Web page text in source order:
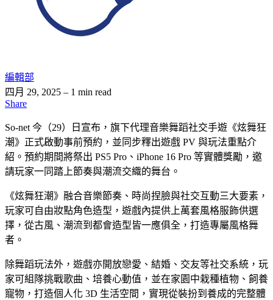
編輯部
四月 29, 2025 – 1 min read
Share
So-net 今（29）日宣布，旗下代理音樂舞蹈社交手遊《炫舞狂
潮》正式啟動事前預約，並同步釋出遊戲 PV 與玩法重點介
紹。預約期間將祭出 PS5 Pro、iPhone 16 Pro 等實體獎勵，邀
請玩家一同踏上節奏與潮流交織的舞台。
《炫舞狂潮》融合音樂節奏、時尚捏臉與社交互動三大要素，
玩家可自由妝點角色造型，遊戲內提供上萬套風格服飾供選
擇，從古風、潮流到都會造型皆一應俱全，打造專屬風格舞
者。
除舞蹈玩法外，遊戲亦開放戀愛、結婚、交友等社交系統，玩
家可組隊挑戰歌曲、培養心動值，並在家園中栽種植物、飼養
寵物，打造個人化 3D 生活空間，實現從裝扮到養成的完整體